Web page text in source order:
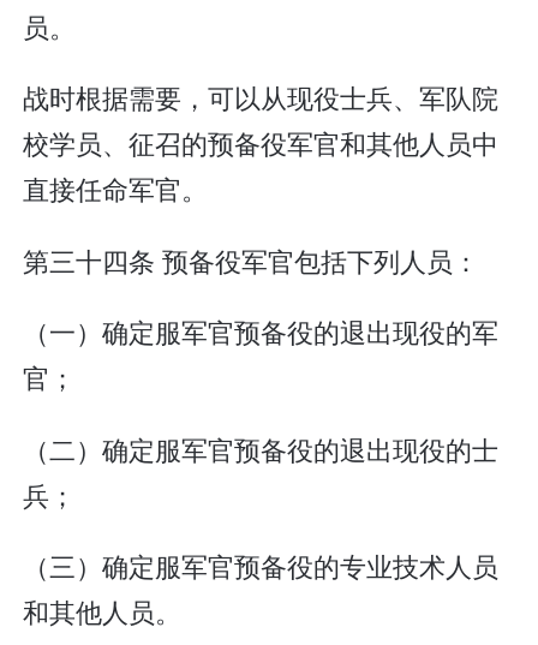
员。
战时根据需要，可以从现役士兵、军队院
校学员、征召的预备役军官和其他人员中
直接任命军官。
第三十四条 预备役军官包括下列人员：
（一）确定服军官预备役的退出现役的军
官；
（二）确定服军官预备役的退出现役的士
兵；
（三）确定服军官预备役的专业技术人员
和其他人员。